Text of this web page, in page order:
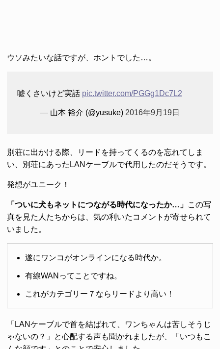
ウソみたいな話ですが、ホントでした…。
嘘くさいけど実話 pic.twitter.com/PGGg1Dc7L2
— 山本 裕介 (@yusuke) 2016年9月19日
別荘に出かける際、リードを持ってくるのを忘れてしま
い、別荘にあったLANケーブルで代用したのだそうです。
発想がユニーク！
「ついに犬もネットにつながる時代になったか…」 この写
真を見た人たちからは、気の利いたコメントが寄せられて
いました。
遂にワンコがオンラインになる時代か。
有線WANってことですね。
これがカテゴリー７ならリードより高い！
「LANケーブルで首を結ばれて、ワンちゃんは苦しそうじ
ゃないの？」と心配する声も聞かれましたが、「いつもこ